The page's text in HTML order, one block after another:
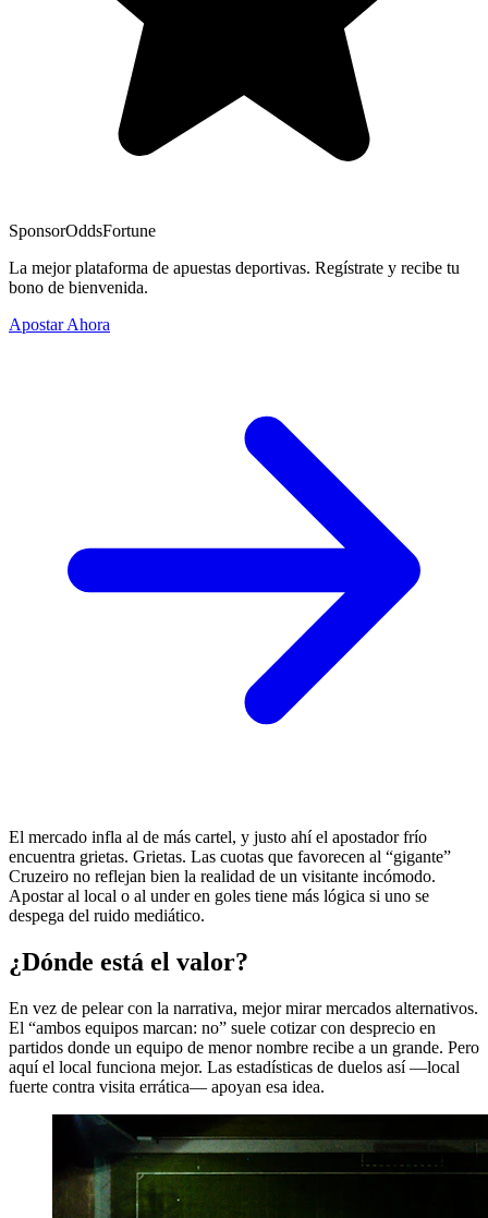
SponsorOddsFortune
La mejor plataforma de apuestas deportivas. Regístrate y recibe tu
bono de bienvenida.
Apostar Ahora
El mercado infla al de más cartel, y justo ahí el apostador frío
encuentra grietas. Grietas. Las cuotas que favorecen al “gigante”
Cruzeiro no reflejan bien la realidad de un visitante incómodo.
Apostar al local o al under en goles tiene más lógica si uno se
despega del ruido mediático.
¿Dónde está el valor?
En vez de pelear con la narrativa, mejor mirar mercados alternativos.
El “ambos equipos marcan: no” suele cotizar con desprecio en
partidos donde un equipo de menor nombre recibe a un grande. Pero
aquí el local funciona mejor. Las estadísticas de duelos así —local
fuerte contra visita errática— apoyan esa idea.